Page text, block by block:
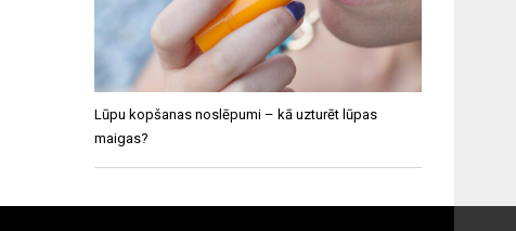
Lūpu kopšanas noslēpumi – kā uzturēt lūpas
maigas?